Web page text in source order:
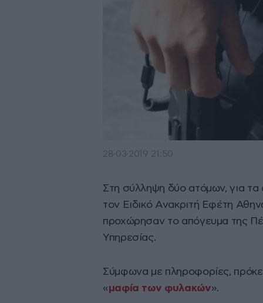
28·03·2019 21:50
Στη σύλληψη δύο ατόμων, για τα
τον Ειδικό Ανακριτή Εφέτη
προχώρησαν το απόγευμα της
Υπηρεσίας.
Σύμφωνα με πληροφορίες,
«μαφία των φυλακών».